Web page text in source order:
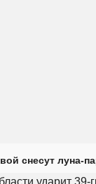
снесут луна-